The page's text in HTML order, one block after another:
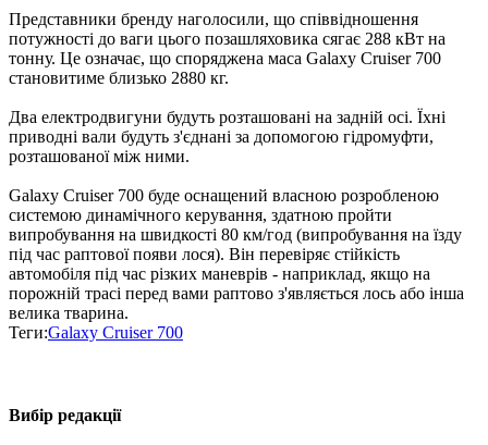
Представники бренду наголосили, що співвідношення
потужності до ваги цього позашляховика сягає 288 кВт на
тонну. Це означає, що споряджена маса Galaxy Cruiser 700
становитиме близько 2880 кг.
Два електродвигуни будуть розташовані на задній осі. Їхні
приводні вали будуть з'єднані за допомогою гідромуфти,
розташованої між ними.
Galaxy Cruiser 700 буде оснащений власною розробленою
системою динамічного керування, здатною пройти
випробування на швидкості 80 км/год (випробування на їзду
під час раптової появи лося). Він перевіряє стійкість
автомобіля під час різких маневрів - наприклад, якщо на
порожній трасі перед вами раптово з'являється лось або інша
велика тварина.
Теги:Galaxy Cruiser 700
Вибір редакції